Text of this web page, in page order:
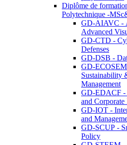
Diplôme de
Polytechnique -
GD-AIAVC -
Advanced
GD-CTD -
Defenses
GD-DSB -
GD-
Sustainability
Management
GD-EDACF -
and Corporate
GD-IOT -
and
GD-SCUP -
Policy